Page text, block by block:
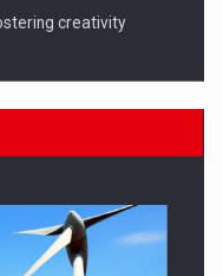
creativity